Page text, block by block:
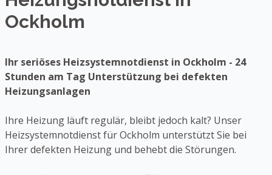
Ockholm
Ihr seriöses Heizsystemnotdienst in Ockholm - 24
Stunden am Tag Unterstützung bei defekten
Heizungsanlagen
Ihre Heizung läuft regulär, bleibt jedoch kalt? Unser
Heizsystemnotdienst für Ockholm unterstützt Sie bei
Ihrer defekten Heizung und behebt die Störungen.